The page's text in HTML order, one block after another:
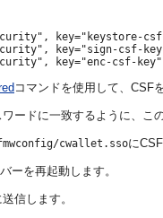
key="keystore-
key="sign-csf-
key="enc-csf-
コマンドを使用して、CSF
ードに一致するように、こ
cwallet.ssoに
ーを再起動します。
信します。